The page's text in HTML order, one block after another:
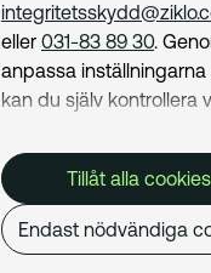
eller 031-83 89 30.
anpassa
kan du själv kontrollera
Cookiepolicykan du
om hur vi använder
och hur du kan undvika
Mer om behandling av
Tillåt alla cookies
Endast nödvändiga